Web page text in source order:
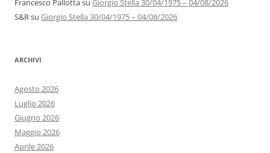
Francesco Pallottasu Giorgio Stella 30/04/1975 – 04/08/2026
S&Rsu Giorgio Stella 30/04/1975 – 04/08/2026
ARCHIVI
Agosto 2026
Luglio 2026
Giugno 2026
Maggio 2026
Aprile 2026